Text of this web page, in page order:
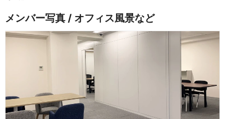
メンバー写真 / オフィス風景など